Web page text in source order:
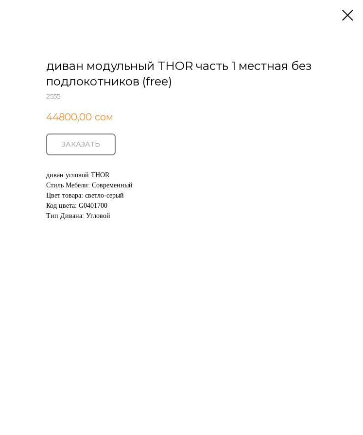
диван модульный THOR часть 1 местная без
подлокотников (free)
2555
44800,00 сом
ЗАКАЗАТЬ
диван угловой THOR
Стиль Мебели: Современный
Цвет товара: светло-серый
Код цвета: G0401700
Тип Дивана: Угловой